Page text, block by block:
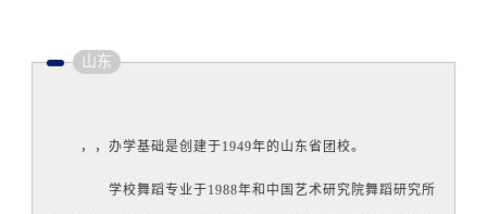
山东
，，办学基础是创建于1949年的山东省团校。
学校舞蹈专业于1988年和中国艺术研究院舞蹈研究所